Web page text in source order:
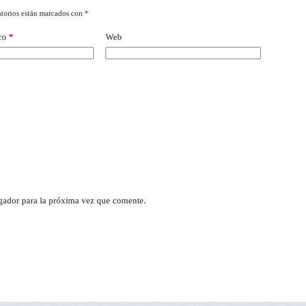
están marcados con *
* Web
para la próxima vez que comente.